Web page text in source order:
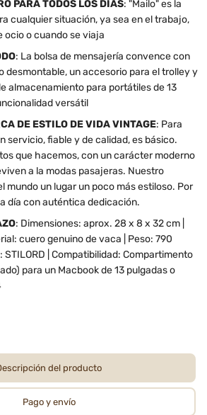
PARA TODOS LOS DÍAS: "Mailo" es la
cualquier situación, ya sea en el trabajo,
ocio o cuando se viaja
: La bolsa de mensajería convence con
desmontable, un accesorio para el trolley y
almacenamiento para portátiles de 13
versátil
DE ESTILO DE VIDA VINTAGE: Para
servicio, fiable y de calidad, es básico.
que hacemos, con un carácter moderno
a la modas pasajeras. Nuestro
mundo un lugar un poco más estiloso. Por
día con auténtica dedicación.
: Dimensiones: aprox. 28 x 8 x 32 cm |
cuero genuino de vaca | Peso: 790
| Compatibilidad: Compartimento
para un Macbook de 13 pulgadas o
del producto
Pago y envío